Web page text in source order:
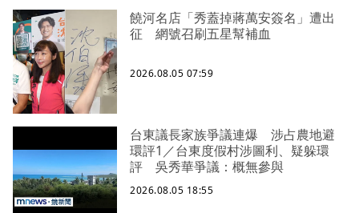
饒河名店「秀蓋掉蔣萬安簽名」遭出
征 網號召刷五星幫補血
2026.08.05 07:59
台東議長家族爭議連爆 涉占農地避
環評1／台東度假村涉圖利、疑躲環
評 吳秀華爭議：概無參與
2026.08.05 18:55